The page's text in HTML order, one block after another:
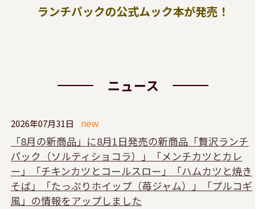
ランチパックの公式ムック本が発売！
ニュース
2026年07月31日
「8月の新商品」に8月1日発売の新商品「贅沢ランチ
パック（ソルティショコラ）」「メンチカツとカレ
ー」「チキンカツとコールスロー」「ハムカツと焼き
そば」「たっぷりホイップ（苺ジャム）」「プルコギ
風」の情報をアップしました